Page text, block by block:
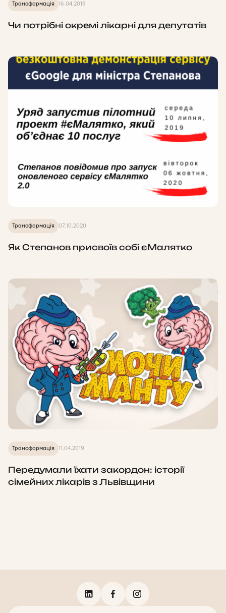
Трансформація 16.04.2019
Чи потрібні окремі лікарні для депутатів
Трансформація 07.10.2020
Як Степанов присвоїв собі єМалятко
Трансформація 11.04.2019
Передумали їхати закордон: історії
сімейних лікарів з Львівщини